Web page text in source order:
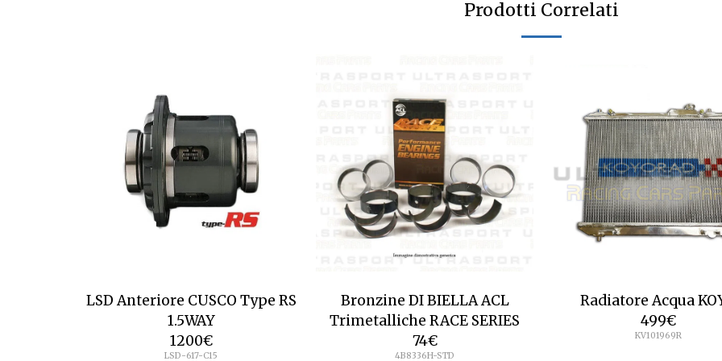
Prodotti Correlati
LSD Anteriore CUSCO Type RS
1.5WAY
1200€
LSD-617-C15
Bronzine DI BIELLA ACL
Trimetalliche RACE SERIES
74€
4B8336H-STD
Radiatore Acqua
499€
KV101969R